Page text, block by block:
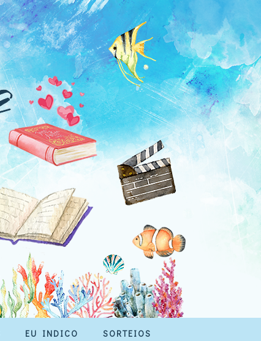
EU INDICO SORTEIOS